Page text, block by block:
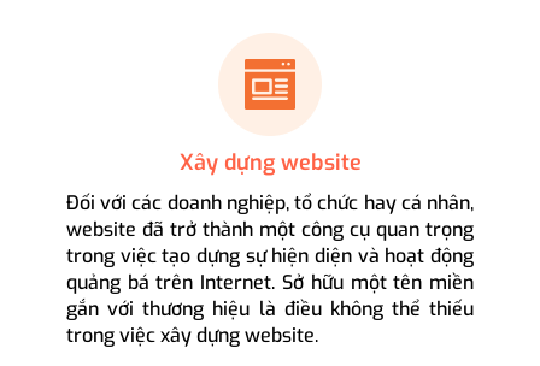
Xây dựng website
Đối với các doanh nghiệp, tổ chức hay cá nhân,
website đã trở thành một công cụ quan trọng
trong việc tạo dựng sự hiện diện và hoạt động
quảng bá trên Internet. Sở hữu một tên miền
gắn với thương hiệu là điều không thể thiếu
trong việc xây dựng website.